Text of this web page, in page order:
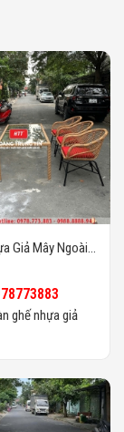
Giả Mây Ngoài
ghế nhựa giả